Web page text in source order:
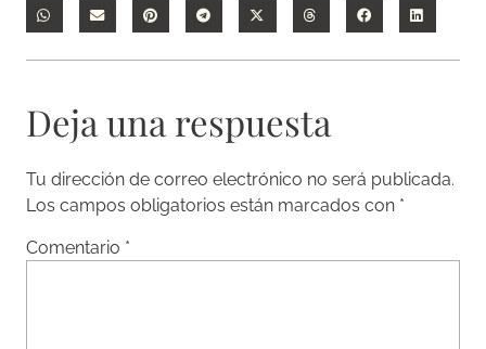
Deja una respuesta
Tu dirección de correo electrónico no será publicada.
Los campos obligatorios están marcados con *
Comentario *